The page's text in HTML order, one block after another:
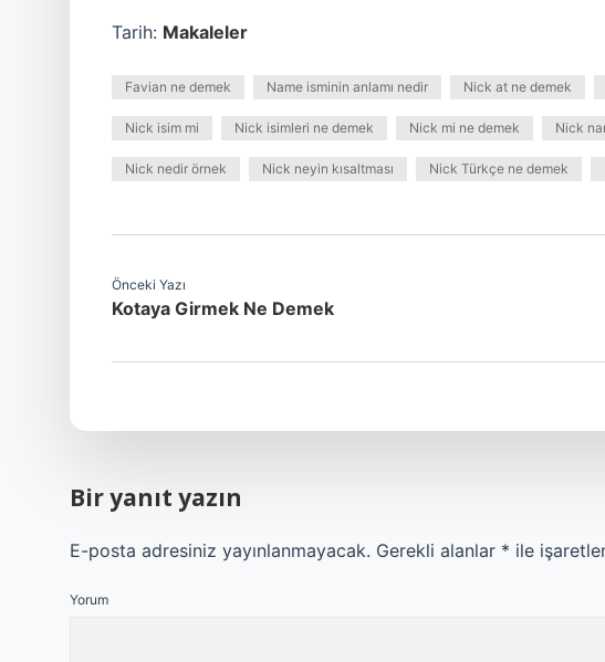
Tarih: Makaleler
Favian ne demek Name isminin anlamı nedir Nick at ne demek
Nick isim mi Nick isimleri ne demek Nick mi ne demek Nick
Nick nedir örnek Nick neyin kısaltması Nick Türkçe ne demek
Önceki Yazı
Kotaya Girmek Ne Demek
Bir yanıt yazın
E-posta adresiniz yayınlanmayacak. Gerekli alanlar * ile
Yorum